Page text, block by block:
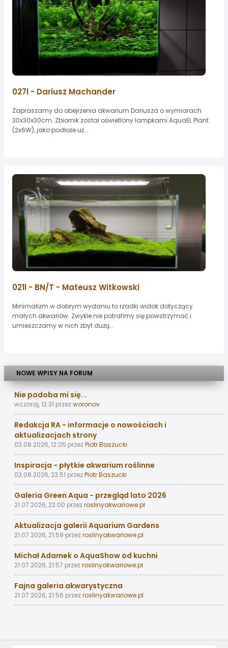
027l - Dariusz Machander
Zapraszamy do obejrzenia akwarium Dariusza o wymiarach
30x30x30cm. Zbiornik został oświetlony lampkami AquaEL Plant
(2x6W), jako podłoże uż...
021l - BN/T - Mateusz Witkowski
Minimalizm w dobrym wydaniu to rzadki widok dotyczący
małych akwariów. Zwykle nie potrafimy się powstrzymać i
umieszczamy w nich zbyt dużą...
NOWE WPISY NA FORUM
Nie podoba mi się...
wczoraj, 12:31 przezworonov
Redakcja RA - informacje o nowościach i
aktualizacjach strony
03.08.2026, 12:05 przezPiotr Baszucki
Inspiracja - płytkie akwarium roślinne
02.08.2026, 23:51 przezPiotr Baszucki
Galeria Green Aqua - przegląd lato 2026
21.07.2026, 22:00 przezroslinyakwariowe.pl
Aktualizacja galerii Aquarium Gardens
21.07.2026, 21:59 przezroslinyakwariowe.pl
Michał Adamek o AquaShow od kuchni
21.07.2026, 21:57 przezroslinyakwariowe.pl
Fajna galeria akwarystyczna
21.07.2026, 21:56 przezroslinyakwariowe.pl